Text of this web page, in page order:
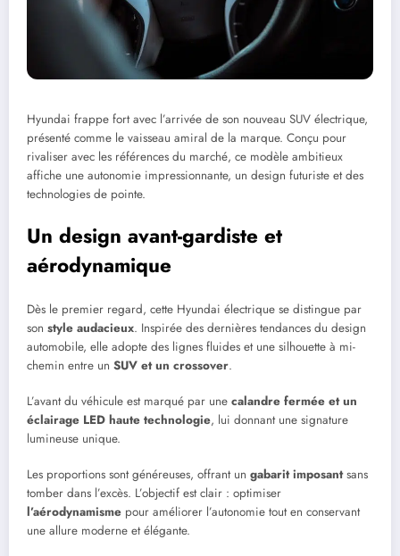
Hyundai frappe fort avec l’arrivée de son nouveau SUV électrique,
présenté comme le vaisseau amiral de la marque. Conçu pour
rivaliser avec les références du marché, ce modèle ambitieux
affiche une autonomie impressionnante, un design futuriste et des
technologies de pointe.
Un design avant-gardiste et
aérodynamique
Dès le premier regard, cette Hyundai électrique se distingue par
son style audacieux. Inspirée des dernières tendances du design
automobile, elle adopte des lignes fluides et une silhouette à mi-
chemin entre un SUV et un crossover.
L’avant du véhicule est marqué par une calandre fermée et un
éclairage LED haute technologie, lui donnant une signature
lumineuse unique.
Les proportions sont généreuses, offrant un gabarit imposantsans
tomber dans l’excès. L’objectif est clair : optimiser
l’aérodynamisme pour améliorer l’autonomie tout en conservant
une allure moderne et élégante.